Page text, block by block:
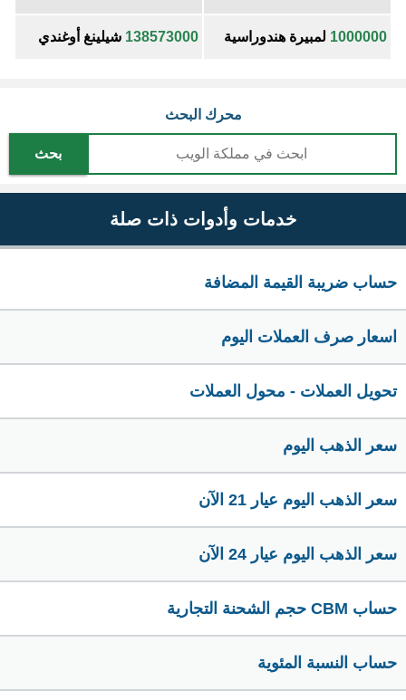
1000000 لمبيرة هندوراسية 138573000 شيلينغ أوغندي
محرك البحث
بحث
خدمات وأدوات ذات صلة
حساب ضريبة القيمة المضافة
اسعار صرف العملات اليوم
تحويل العملات - محول العملات
سعر الذهب اليوم
سعر الذهب اليوم عيار 21 الآن
سعر الذهب اليوم عيار 24 الآن
حساب CBM حجم الشحنة التجارية
حساب النسبة المئوية